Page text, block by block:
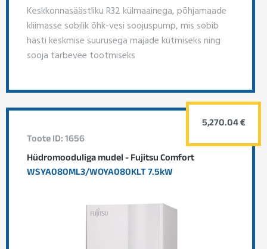
Keskkonnasäästliku R32 külmaainega, põhjamaade
kliimasse sobilik õhk-vesi soojuspump, mis sobib
hästi keskmise suurusega majade kütmiseks ning
sooja tarbevee tootmiseks
Toote ID: 1656
Hüdromooduliga mudel - Fujitsu Comfort
WSYA080ML3/WOYA080KLT 7.5kW
5,270.04 €